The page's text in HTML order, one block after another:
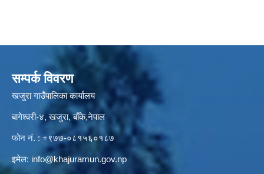
सम्पर्क विवरण
खजुरा गाउँपालिका कार्यालय
बागेश्वरी-४, खजुरा, बाँके,नेपाल
फोन नं. : +९७७-०८१५६०१८७
इमेल: info@khajuramun.gov.np